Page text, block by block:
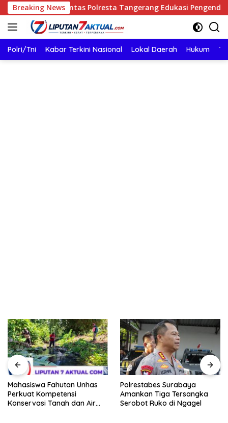
Langsung
ke
konten
Breaking News
Satlantas Polresta Tangerang Edukasi Pengendara di Titik
Polri/Tni Kabar Terkini Nasional Lokal Daerah Hukum
Mahasiswa Fahutan Unhas
Perkuat Kompetensi
Konservasi Tanah dan Air
Polrestabes Surabaya
Amankan Tiga Tersangka
Serobot Ruko di Ngagel